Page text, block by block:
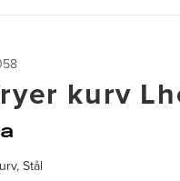
kurv
Stål